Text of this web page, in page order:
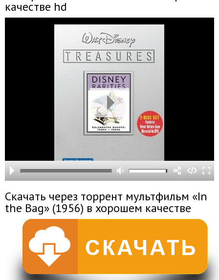
качестве hd
Скачать через торрент мультфильм «In
the Bag» (1956) в хорошем качестве